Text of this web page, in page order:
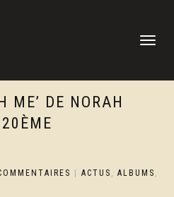
DÉPLIER
ME’ DE NORAH
ACTUS , ALBUMS ,